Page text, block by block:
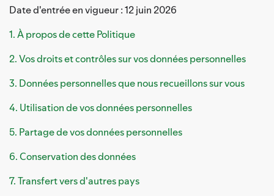
Date d'entrée en vigueur : 12 juin 2026
1. À propos de cette Politique
2. Vos droits et contrôles sur vos données personnelles
3. Données personnelles que nous recueillons sur vous
4. Utilisation de vos données personnelles
5. Partage de vos données personnelles
6. Conservation des données
7. Transfert vers d'autres pays